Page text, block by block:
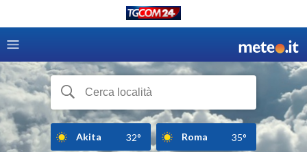
Akita 32° Roma 35°